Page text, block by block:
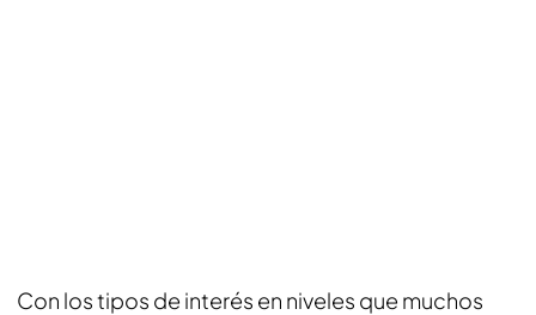
Con los tipos de interés en niveles que muchos